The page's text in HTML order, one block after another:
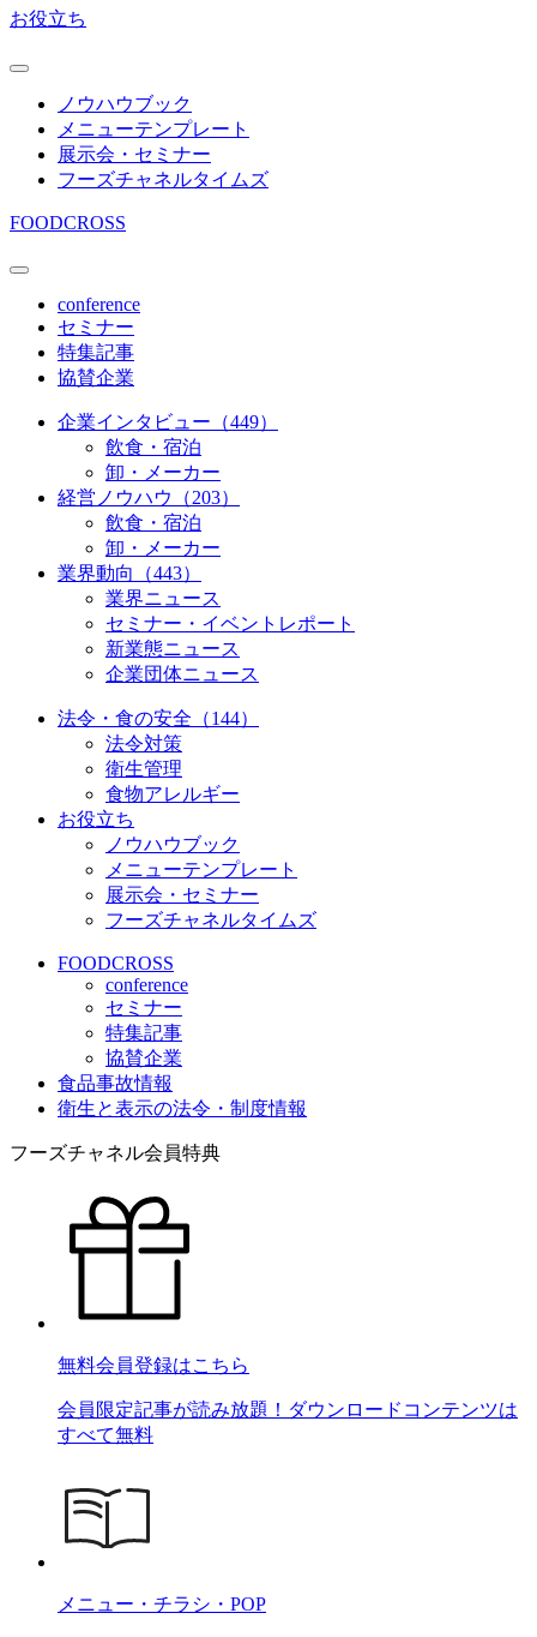
お役立ち
ノウハウブック
メニューテンプレート
展示会・セミナー
フーズチャネルタイムズ
FOODCROSS
conference
セミナー
特集記事
協賛企業
企業インタビュー（449）
飲食・宿泊
卸・メーカー
経営ノウハウ（203）
飲食・宿泊
卸・メーカー
業界動向（443）
業界ニュース
セミナー・イベントレポート
新業態ニュース
企業団体ニュース
法令・食の安全（144）
法令対策
衛生管理
食物アレルギー
お役立ち
ノウハウブック
メニューテンプレート
展示会・セミナー
フーズチャネルタイムズ
FOODCROSS
conference
セミナー
特集記事
協賛企業
食品事故情報
衛生と表示の法令・制度情報
フーズチャネル会員特典
無料会員登録はこちら
会員限定記事が読み放題！ダウンロードコンテンツは
すべて無料
メニュー・チラシ・POP